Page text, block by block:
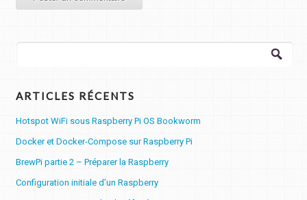
Rechercher :
ARTICLES RÉCENTS
Hotspot WiFi sous Raspberry Pi OS Bookworm
Docker et Docker-Compose sur Raspberry Pi
BrewPi partie 2 – Préparer la Raspberry
Configuration initiale d’un Raspberry